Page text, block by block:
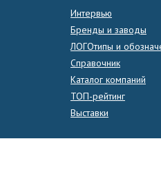
Интервью
Бренды и заводы
ЛОГОтипы и
Справочник
Каталог компаний
ТОП-рейтинг
Выставки